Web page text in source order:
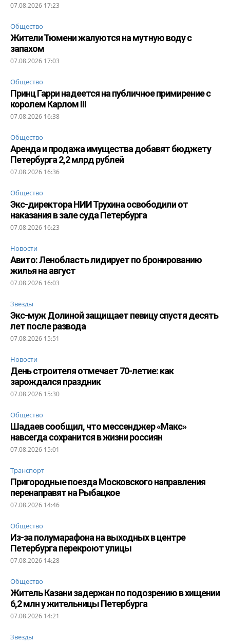
07.08.2026 17:23
Общество
Жители Тюмени жалуются на мутную воду с
запахом
07.08.2026 17:03
Общество
Принц Гарри надеется на публичное примирение с
королем Карлом III
07.08.2026 16:38
Общество
Аренда и продажа имущества добавят бюджету
Петербурга 2,2 млрд рублей
07.08.2026 16:36
Общество
Экс-директора НИИ Трухина освободили от
наказания в зале суда Петербурга
07.08.2026 16:23
Новости
Авито: Ленобласть лидирует по бронированию
жилья на август
07.08.2026 16:03
Звезды
Экс-муж Долиной защищает певицу спустя десять
лет после развода
07.08.2026 15:51
Новости
День строителя отмечает 70-летие: как
зарождался праздник
07.08.2026 15:30
Общество
Шадаев сообщил, что мессенджер «Макс»
навсегда сохранится в жизни россиян
07.08.2026 15:01
Транспорт
Пригородные поезда Московского направления
перенаправят на Рыбацкое
07.08.2026 14:46
Общество
Из-за полумарафона на выходных в центре
Петербурга перекроют улицы
07.08.2026 14:28
Общество
Житель Казани задержан по подозрению в хищении
6,2 млн у жительницы Петербурга
07.08.2026 14:21
Звезды